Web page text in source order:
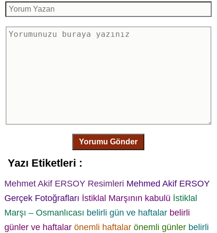
Yorumu Gönder
Yazı Etiketleri :
Mehmet Akif ERSOY Resimleri Mehmed Akif ERSOY
Gerçek Fotoğrafları İstiklal Marşının kabulü İstiklal
Marşı – Osmanlıcası belirli gün ve haftalar belirli
günler ve haftalar önemli haftalar önemli günler belirli